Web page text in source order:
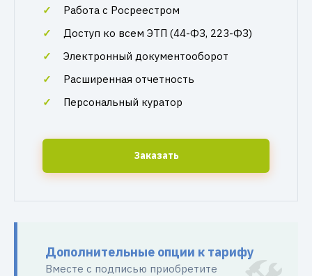
Работа с Росреестром
Доступ ко всем ЭТП (44-ФЗ, 223-ФЗ)
Электронный документооборот
Расширенная отчетность
Персональный куратор
Заказать
Дополнительные опции к тарифу
Вместе с подписью приобретите